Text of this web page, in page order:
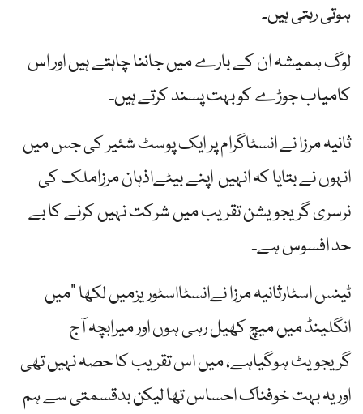
ہوتی رہتی ہیں۔
لوگ ہمیشہ ان کے بارے میں جاننا چاہتے ہیں اور اس
کامیاب جوڑے کو بہت پسند کرتے ہیں۔
ثانیہ مرزا نے انسٹاگرام پر ایک پوسٹ شئیر کی جس میں
انہوں نے بتایا کہ انہیں اپنے بیٹےاذہان مرزاملک کی
نرسری گریجویشن تقریب میں شرکت نہیں کرنے کا بے
حد افسوس ہے۔
ٹینس اسٹارثانیہ مرزا نےانسٹااسٹوریزمیں لکھا “میں
انگلینڈ میں میچ کھیل رہی ہوں اور میرابچہ آج
گریجویٹ ہوگیاہے، میں اس تقریب کا حصہ نہیں تھی
اور یہ بہت خوفناک احساس تھا لیکن بدقسمتی سے ہم